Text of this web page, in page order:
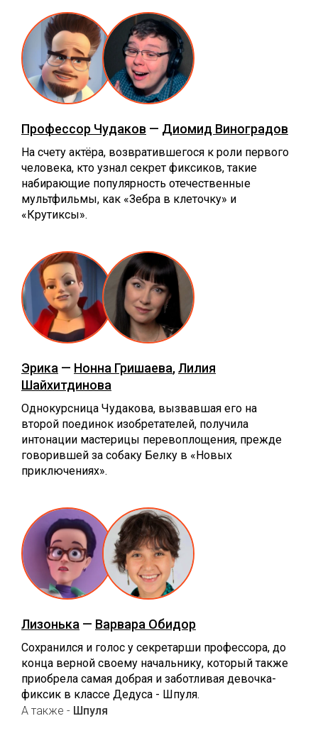
Профессор Чудаков — Диомид Виноградов
На счету актёра, возвратившегося к роли первого
человека, кто узнал секрет фиксиков, такие
набирающие популярность отечественные
мультфильмы, как «Зебра в клеточку» и
«Крутиксы».
Эрика — Нонна Гришаева,Лилия
Шайхитдинова
Однокурсница Чудакова, вызвавшая его на
второй поединок изобретателей, получила
интонации мастерицы перевоплощения, прежде
говорившей за собаку Белку в «Новых
приключениях».
Лизонька — Варвара Обидор
Сохранился и голос у секретарши профессора, до
конца верной своему начальнику, который также
приобрела самая добрая и заботливая девочка-
фиксик в классе Дедуса - Шпуля.
А также - Шпуля